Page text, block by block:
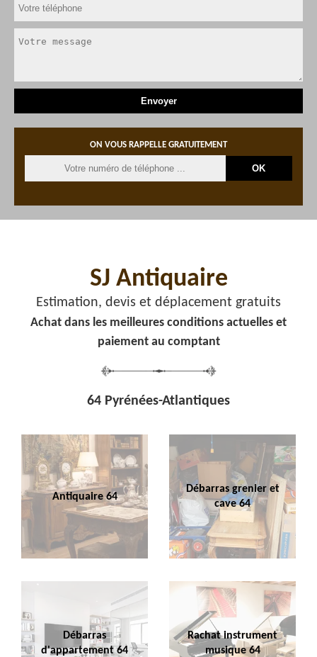
ON VOUS RAPPELLE GRATUITEMENT
SJ Antiquaire
Estimation, devis et déplacement gratuits
Achat dans les meilleures conditions actuelles et
paiement au comptant
64 Pyrénées-Atlantiques
Antiquaire 64
Débarras grenier et
cave 64
Débarras
d'appartement 64
Rachat instrument
musique 64